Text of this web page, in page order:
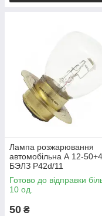
Лампа розжарювання
автомобільна А 12-
БЭЛЗ P42d/11
Готово до відправки
10 од.
50 ₴